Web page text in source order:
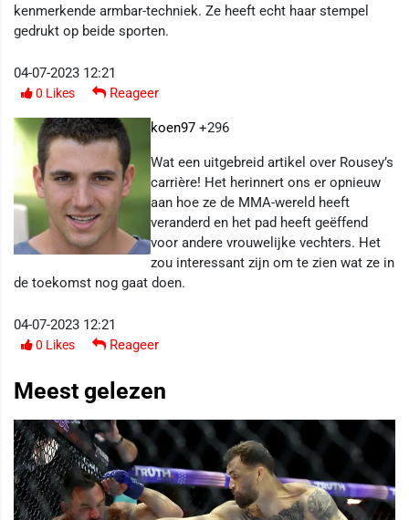
kenmerkende armbar-techniek. Ze heeft echt haar stempel
gedrukt op beide sporten.
04-07-2023 12:21
0 Likes Reageer
koen97 +296
Wat een uitgebreid artikel over Rousey’s
carrière! Het herinnert ons er opnieuw
aan hoe ze de MMA-wereld heeft
veranderd en het pad heeft geëffend
voor andere vrouwelijke vechters. Het
zou interessant zijn om te zien wat ze in
de toekomst nog gaat doen.
04-07-2023 12:21
0 Likes Reageer
Meest gelezen